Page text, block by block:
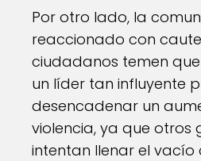
Por otro lado, la
reaccionado con
ciudadanos temen
un líder tan influyente
desencadenar un
violencia, ya que otros
intentan llenar el vacío